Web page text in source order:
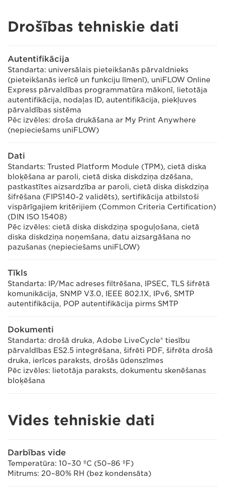
Drošības tehniskie dati
Autentifikācija
Standarta: universālais pieteikšanās pārvaldnieks
(pieteikšanās ierīcē un funkciju līmenī), uniFLOW Online
Express pārvaldības programmatūra mākonī, lietotāja
autentifikācija, nodaļas ID, autentifikācija, piekļuves
pārvaldības sistēma
Pēc izvēles: droša drukāšana ar My Print Anywhere
(nepieciešams uniFLOW)
Dati
Standarts: Trusted Platform Module (TPM), cietā diska
bloķēšana ar paroli, cietā diska diskdziņa dzēšana,
pastkastītes aizsardzība ar paroli, cietā diska diskdziņa
šifrēšana (FIPS140-2 validēts), sertifikācija atbilstoši
vispārīgajiem kritērijiem (Common Criteria Certification)
(DIN ISO 15408)
Pēc izvēles: cietā diska diskdziņa spoguļošana, cietā
diska diskdziņa noņemšana, datu aizsargāšana no
pazušanas (nepieciešams uniFLOW)
Tīkls
Standarta: IP/Mac adreses filtrēšana, IPSEC, TLS šifrētā
komunikācija, SNMP V3.0, IEEE 802.1X, IPv6, SMTP
autentifikācija, POP autentifikācija pirms SMTP
Dokumenti
Standarta: drošā druka, Adobe LiveCycle® tiesību
pārvaldības ES2.5 integrēšana, šifrēti PDF, šifrēta drošā
druka, ierīces paraksts, drošās ūdenszīmes
Pēc izvēles: lietotāja paraksts, dokumentu skenēšanas
bloķēšana
Vides tehniskie dati
Darbības vide
Temperatūra: 10–30 ºC (50–86 ºF)
Mitrums: 20–80% RH (bez kondensāta)